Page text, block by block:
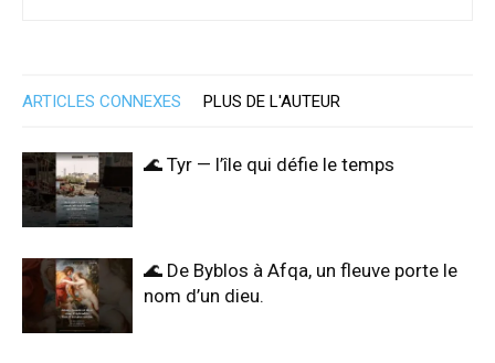
ARTICLES CONNEXES PLUS DE L'AUTEUR
🌊 Tyr — l’île qui défie le temps
🌊 De Byblos à Afqa, un fleuve porte le
nom d’un dieu.